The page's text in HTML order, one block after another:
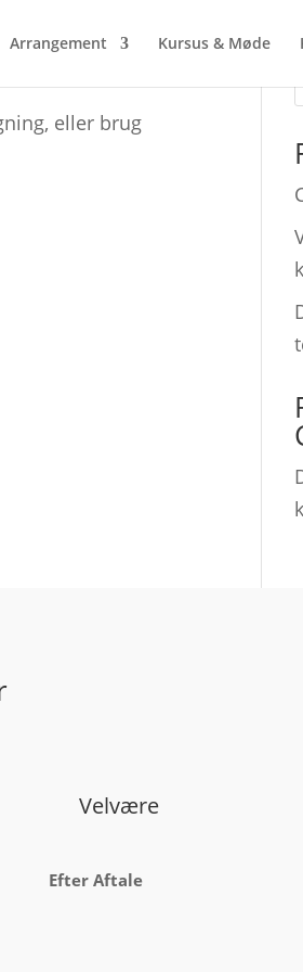
Arrangement Kursus & Møde
eller brug
Velvære
Efter Aftale